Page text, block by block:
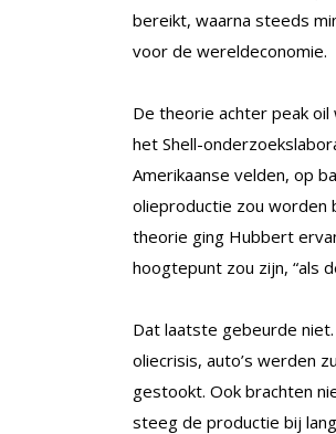
bereikt, waarna steeds
voor de wereldeconomie.
De theorie achter peak
het Shell-
Amerikaanse velden, op
olieproductie zou worden
theorie ging Hubbert
hoogtepunt zou zijn, “als
Dat laatste gebeurde
oliecrisis, auto’s werden
gestookt. Ook brachten
steeg de productie bij